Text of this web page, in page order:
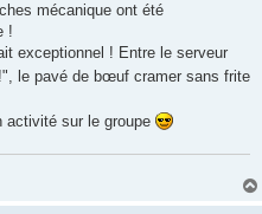
mécanique ont été
!
exceptionnel ! Entre le serveur
le pavé de bœuf cramer sans frite
activité sur le groupe